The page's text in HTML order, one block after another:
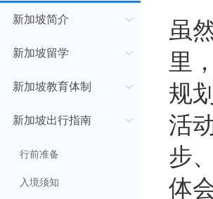
新加坡简介
新加坡留学
新加坡教育体制
新加坡出行指南
行前准备
入境须知
虽
里
规
活
步
体